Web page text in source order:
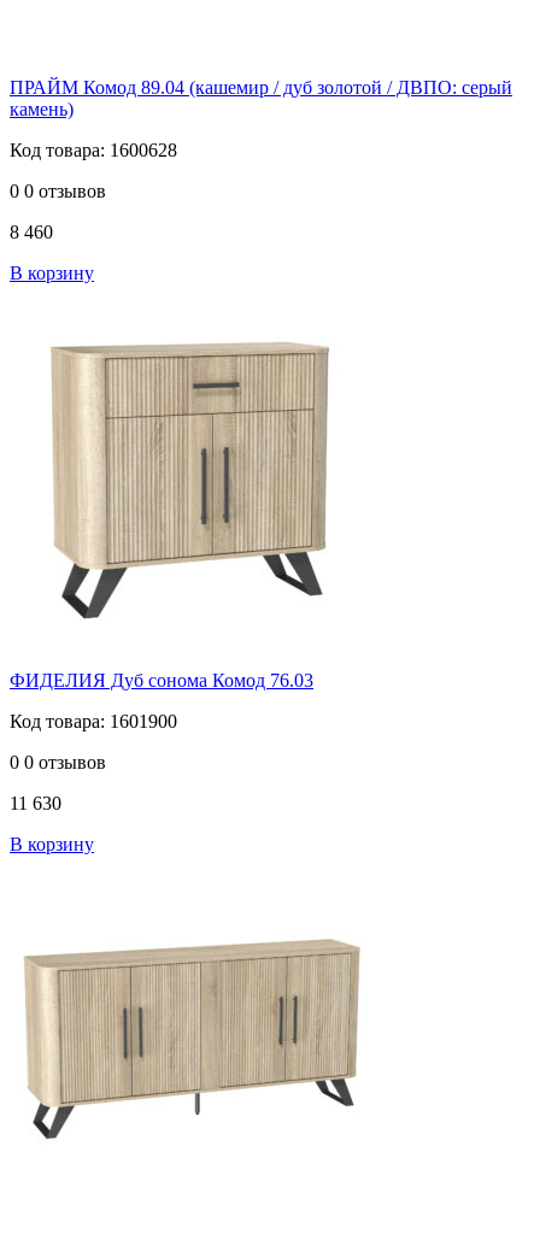
ПРАЙМ Комод 89.04 (кашемир / дуб золотой / ДВПО: серый
камень)
Код товара: 1600628
0 0 отзывов
8 460
В корзину
ФИДЕЛИЯ Дуб сонома Комод 76.03
Код товара: 1601900
0 0 отзывов
11 630
В корзину